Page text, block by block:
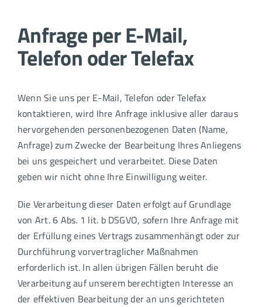
Anfrage per E-Mail,
Telefon oder Telefax
Wenn Sie uns per E-Mail, Telefon oder Telefax
kontaktieren, wird Ihre Anfrage inklusive aller daraus
hervorgehenden personenbezogenen Daten (Name,
Anfrage) zum Zwecke der Bearbeitung Ihres Anliegens
bei uns gespeichert und verarbeitet. Diese Daten
geben wir nicht ohne Ihre Einwilligung weiter.
Die Verarbeitung dieser Daten erfolgt auf Grundlage
von Art. 6 Abs. 1 lit. b DSGVO, sofern Ihre Anfrage mit
der Erfüllung eines Vertrags zusammenhängt oder zur
Durchführung vorvertraglicher Maßnahmen
erforderlich ist. In allen übrigen Fällen beruht die
Verarbeitung auf unserem berechtigten Interesse an
der effektiven Bearbeitung der an uns gerichteten